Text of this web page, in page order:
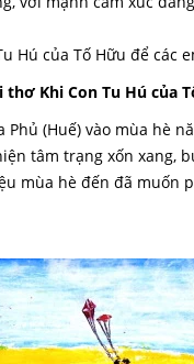
Hú của Tố Hữu để các
thơ Khi Con Tu Hú của
(Huế) vào mùa hè
tâm trạng xốn xang,
mùa hè đến đã muốn